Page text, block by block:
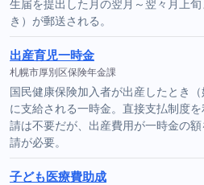
生届を提出した月の翌月～翌々月上
き）が郵送される。
出産育児一時金
札幌市厚別区保険年金課
国民健康保険加入者が出産したとき（
に支給される一時金。直接支払制度
請は不要だが、出産費用が一時金の
請が必要。
子ども医療費助成